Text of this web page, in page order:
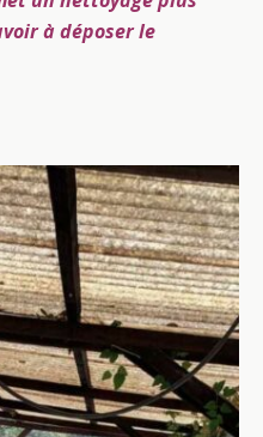
à déposer le